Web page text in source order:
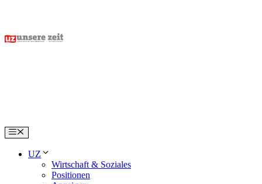
content
Menu
UZ
Wirtschaft & Soziales
Positionen